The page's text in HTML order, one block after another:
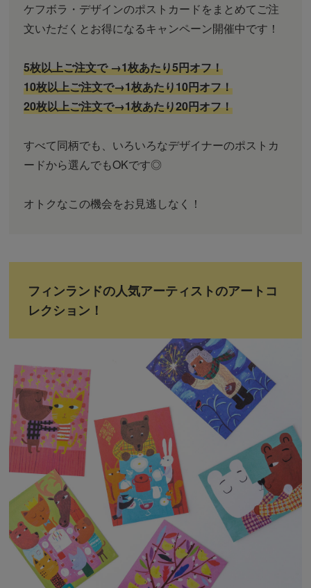
ケフボラ・デザインのポストカードをまとめてご注
文いただくとお得になるキャンペーン開催中です！
5枚以上ご注文で →1枚あたり5円オフ！
10枚以上ご注文で→1枚あたり10円オフ！
20枚以上ご注文で→1枚あたり20円オフ！
すべて同柄でも、いろいろなデザイナーのポストカ
ードから選んでもOKです◎
オトクなこの機会をお見逃しなく！
フィンランドの人気アーティストのアートコ
レクション！